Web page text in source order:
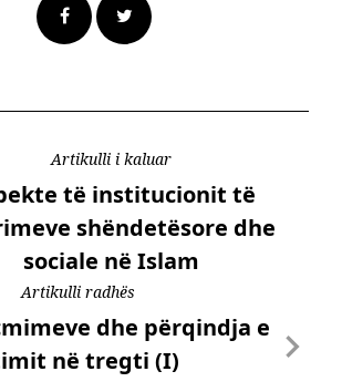
Artikulli i kaluar
të institucionit të
shëndetësore dhe
sociale në Islam
Artikulli radhës
dhe përqindja e
në tregti (I)